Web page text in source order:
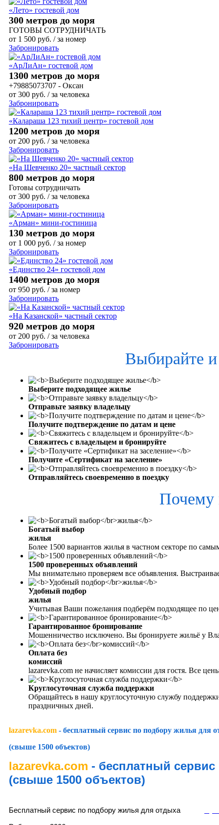
«Лето» гостевой дом
300 метров до моря
ГОТОВЫ СОТРУДНИЧАТЬ
от 1 500 руб. / за номер
Забронировать
«АрЛиАн» гостевой дом
1300 метров до моря
+79885073707 - Оксан
от 300 руб. / за человека
Забронировать
«Калараша 123 тихий центр» гостевой дом
1200 метров до моря
от 200 руб. / за человека
Забронировать
«На Шевченко 20» частный сектор
800 метров до моря
Готовы сотрудничать
от 300 руб. / за человека
Забронировать
«Арман» мини-гостиница
130 метров до моря
от 1 000 руб. / за номер
Забронировать
«Единство 24» гостевой дом
1400 метров до моря
от 950 руб. / за номер
Забронировать
«На Казанской» частный сектор
920 метров до моря
от 200 руб. / за человека
Забронировать
Выбирайте
Выберите подходящее жилье
Отправьте заявку владельцу
Получите подтверждение по датам и цене
Свяжитесь с владельцем и бронируйте
Получите «Сертификат на заселение»
Отправляйтесь своевременно в поездку
Почему
Богатый выбор
жилья
Более 1500 вариантов жилья в частном секторе по
1500 проверенных объявлений
Мы внимательно проверяем все объявления.
Удобный подбор
жилья
Учитывая Ваши пожелания подберём подходящее по
Гарантированное бронирование
Мошенничество исключено. Вы бронируете жильё у
Оплата без
комиссий
lazarevka.com не начисляет комиссии для гостя. Все
Круглосуточная служба поддержки
Обращайтесь в нашу круглосуточную службу
праздничных дней.
lazarevka.com - бесплатный сервис по подбору жилья для
(свыше 1500 объектов)
lazarevka.com - бесплатный
(свыше 1500 объектов)
Бесплатный сервис по подбору жилья для отдыха